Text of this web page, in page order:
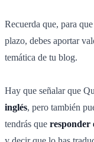
Recuerda que, para
plazo, debes aportar
temática de tu blog.
Hay que señalar que
inglés, pero también
tendrás que responder